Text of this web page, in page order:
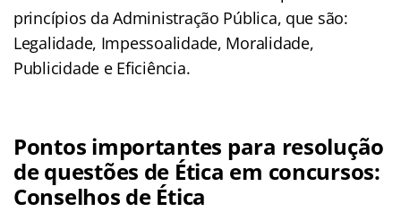
princípios da Administração Pública, que são:
Legalidade, Impessoalidade, Moralidade,
Publicidade e Eficiência.
Pontos importantes para resolução
de questões de Ética em concursos:
Conselhos de Ética